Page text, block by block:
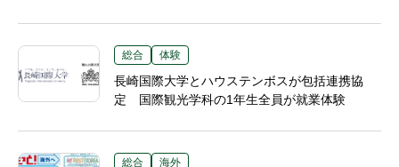
総合 体験
長崎国際大学とハウステンボスが包括連携協
定 国際観光学科の1年生全員が就業体験
総合 海外